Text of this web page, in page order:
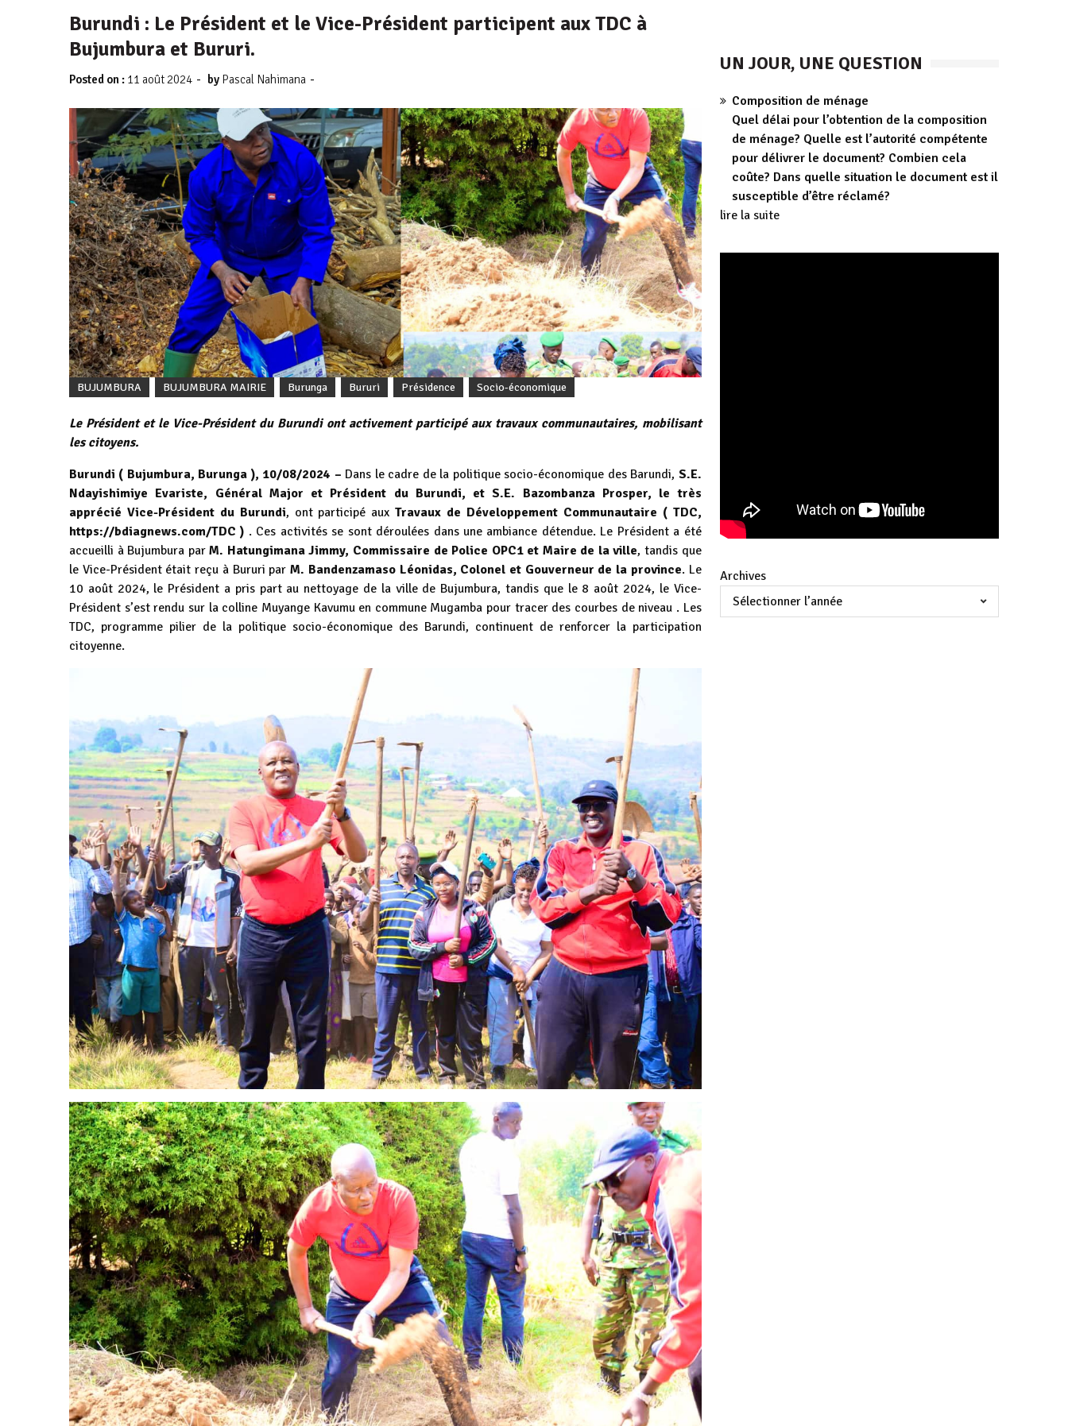
Burundi : Le Président et le Vice-Président participent aux TDC à
Bujumbura et Bururi.
Posted on : 11 août 2024 - by Pascal Nahimana -
BUJUMBURA BUJUMBURA MAIRIE Burunga Bururi Présidence Socio-économique
Le Président et le Vice-Président du Burundi ont activement participé aux travaux communautaires, mobilisant
les citoyens.
Burundi ( Bujumbura, Burunga ), 10/08/2024 – Dans le cadre de la politique socio-économique des Barundi, S.E.
Ndayishimiye Evariste, Général Major et Président du Burundi, et S.E. Bazombanza Prosper, le très
apprécié Vice-Président du Burundi, ont participé auxTravaux de Développement Communautaire ( TDC,
https://bdiagnews.com/TDC ) . Ces activités se sont déroulées dans une ambiance détendue. Le Président a été
accueilli à Bujumbura parM. Hatungimana Jimmy, Commissaire de Police OPC1 et Maire de la ville, tandis que
le Vice-Président était reçu à Bururi parM. Bandenzamaso Léonidas, Colonel et Gouverneur de la province. Le
10 août 2024, le Président a pris part au nettoyage de la ville de Bujumbura, tandis que le 8 août 2024, le Vice-
Président s’est rendu sur la colline Muyange Kavumu en commune Mugamba pour tracer des courbes de niveau . Les
TDC, programme pilier de la politique socio-économique des Barundi, continuent de renforcer la participation
citoyenne.
UN JOUR, UNE QUESTION
Composition de ménage
Quel délai pour l’obtention de la composition
de ménage? Quelle est l’autorité compétente
pour délivrer le document? Combien cela
coûte? Dans quelle situation le document est il
susceptible d’être réclamé?
lire la suite
Archives